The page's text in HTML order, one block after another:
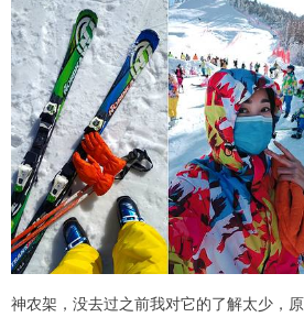
神农架，没去过之前我对它的了解太少，